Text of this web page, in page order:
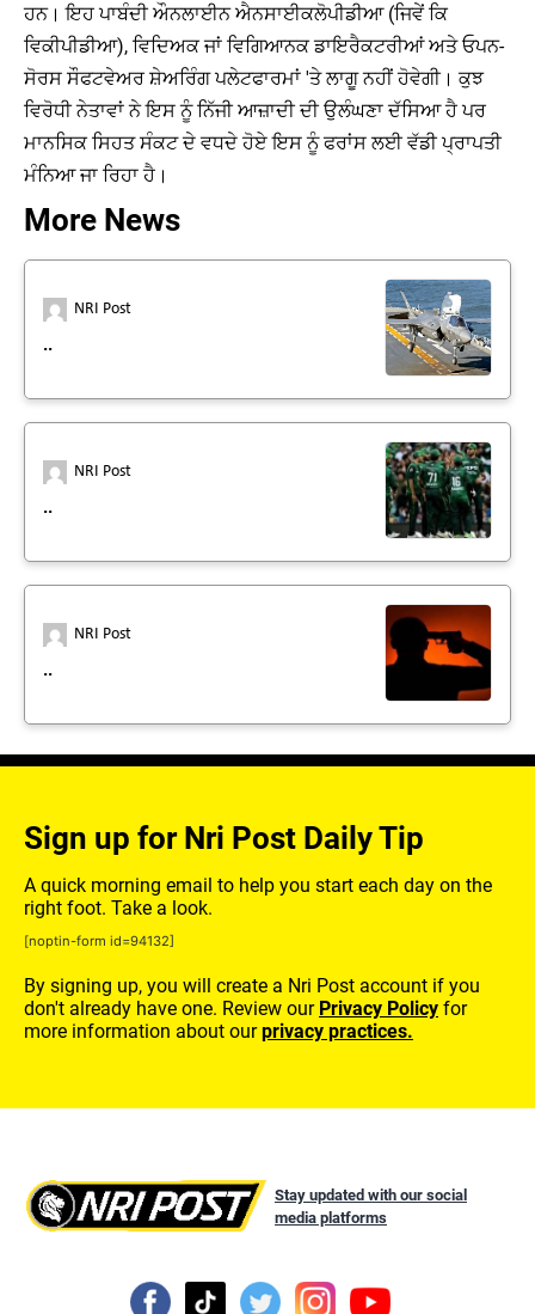
ਹਨ। ਇਹ ਪਾਬੰਦੀ ਔਨਲਾਈਨ ਐਨਸਾਈਕਲੋਪੀਡੀਆ (ਜਿਵੇਂ ਕਿ
ਵਿਕੀਪੀਡੀਆ), ਵਿਦਿਅਕ ਜਾਂ ਵਿਗਿਆਨਕ ਡਾਇਰੈਕਟਰੀਆਂ ਅਤੇ ਓਪਨ-
ਸੋਰਸ ਸੌਫਟਵੇਅਰ ਸ਼ੇਅਰਿੰਗ ਪਲੇਟਫਾਰਮਾਂ 'ਤੇ ਲਾਗੂ ਨਹੀਂ ਹੋਵੇਗੀ। ਕੁਝ
ਵਿਰੋਧੀ ਨੇਤਾਵਾਂ ਨੇ ਇਸ ਨੂੰ ਨਿੱਜੀ ਆਜ਼ਾਦੀ ਦੀ ਉਲੰਘਣਾ ਦੱਸਿਆ ਹੈ ਪਰ
ਮਾਨਸਿਕ ਸਿਹਤ ਸੰਕਟ ਦੇ ਵਧਦੇ ਹੋਏ ਇਸ ਨੂੰ ਫਰਾਂਸ ਲਈ ਵੱਡੀ ਪ੍ਰਾਪਤੀ
ਮੰਨਿਆ ਜਾ ਰਿਹਾ ਹੈ।
More News
NRI Post
..
NRI Post
..
NRI Post
..
Sign up for Nri Post Daily Tip
A quick morning email to help you start each day on the
right foot. Take a look.
[noptin-form id=94132]
By signing up, you will create a Nri Post account if you
don't already have one. Review our Privacy Policy for
more information about ourprivacy practices.
Stay updated with our social
media platforms